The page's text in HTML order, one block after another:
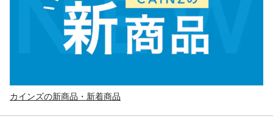
カインズの新商品・新着商品